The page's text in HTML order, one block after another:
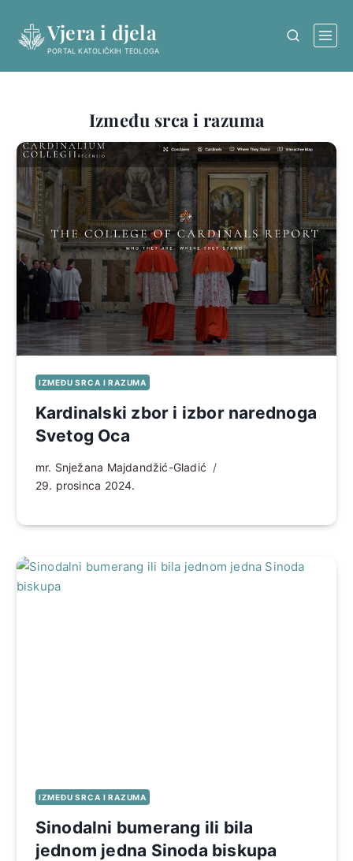
content
Vjera i djela
PORTAL KATOLIČKIH TEOLOGA
Između srca i razuma
IZMEĐU SRCA I RAZUMA
Kardinalski zbor i izbor narednoga
Svetog Oca
mr. Snježana Majdandžić-Gladić
29. prosinca 2024.
IZMEĐU SRCA I RAZUMA
Sinodalni bumerang ili bila
jednom jedna Sinoda biskupa